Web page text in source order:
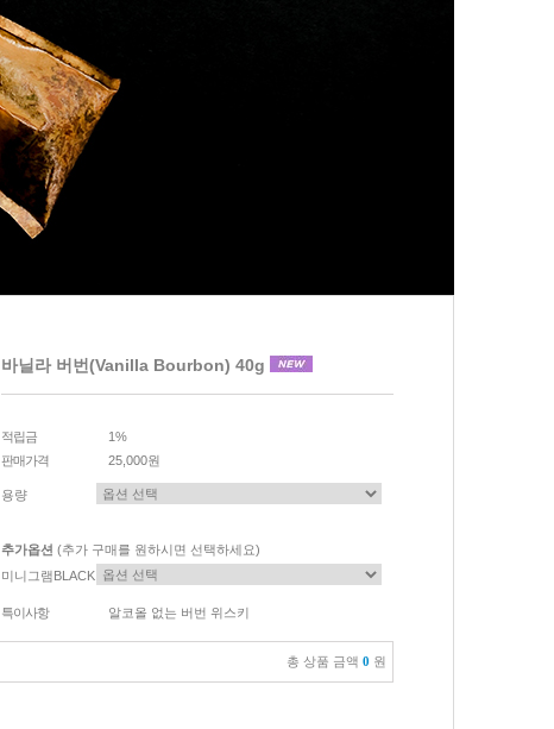
바닐라 버번(Vanilla Bourbon) 40g
적립금
1%
판매가격
25,000원
용량
추가옵션 (추가 구매를 원하시면 선택하세요)
미니그램BLACK
특이사항 알코올 없는 버번 위스키
총 상품 금액 0 원